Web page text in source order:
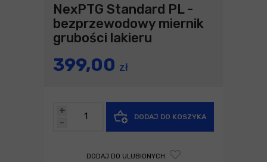
NexPTG Standard PL -
bezprzewodowy miernik
grubości lakieru
399,00 zł
-
+
DODAJ DO KOSZYKA
DODAJ DO ULUBIONYCH